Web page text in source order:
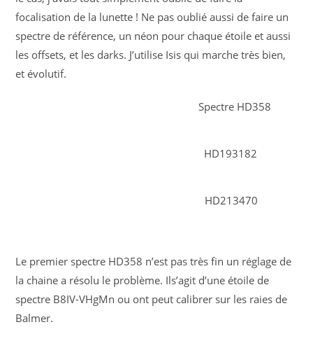
focalisation de la lunette ! Ne pas oublié aussi de faire un
spectre de référence, un néon pour chaque étoile et aussi
les offsets, et les darks. J’utilise Isis qui marche très bien,
et évolutif.
Spectre HD358
HD193182
HD213470
Le premier spectre HD358 n’est pas très fin un réglage de
la chaine a résolu le problème. Ils’agit d’une étoile de
spectre B8IV-VHgMn ou ont peut calibrer sur les raies de
Balmer.